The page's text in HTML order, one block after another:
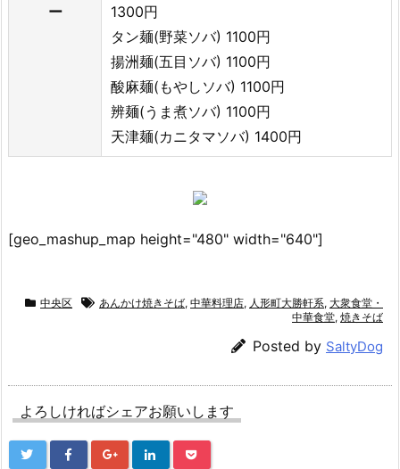
ー
1300円
タン麺(野菜ソバ) 1100円
揚洲麺(五目ソバ) 1100円
酸麻麺(もやしソバ) 1100円
辨麺(うま煮ソバ) 1100円
天津麺(カニタマソバ) 1400円
[geo_mashup_map height="480" width="640"]
中央区 あんかけ焼きそば, 中華料理店, 人形町大勝軒系, 大衆食堂・
中華食堂, 焼きそば
Posted by SaltyDog
よろしければシェアお願いします